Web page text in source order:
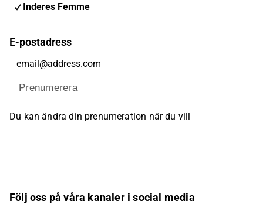
Inderes Femme
E-postadress
Prenumerera
Du kan ändra din prenumeration när du vill
Följ oss på våra kanaler i social media